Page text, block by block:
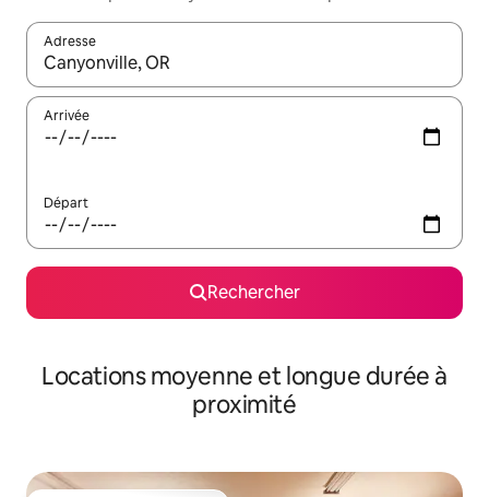
Adresse
Lorsque les résultats s'affichent, utilisez les flèches vers le
Arrivée
Départ
Rechercher
Locations moyenne et longue durée à
proximité